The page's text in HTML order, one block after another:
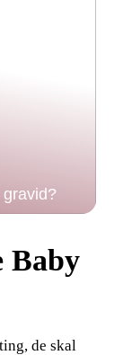
Baby
de skal